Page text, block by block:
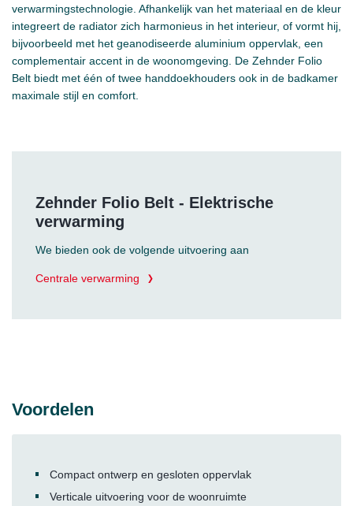
verwarmingstechnologie. Afhankelijk van het materiaal en de kleur
integreert de radiator zich harmonieus in het interieur, of vormt hij,
bijvoorbeeld met het geanodiseerde aluminium oppervlak, een
complementair accent in de woonomgeving. De Zehnder Folio
Belt biedt met één of twee handdoekhouders ook in de badkamer
maximale stijl en comfort.
Zehnder Folio Belt - Elektrische
verwarming
We bieden ook de volgende uitvoering aan
Centrale verwarming
Voordelen
Compact ontwerp en gesloten oppervlak
Verticale uitvoering voor de woonruimte